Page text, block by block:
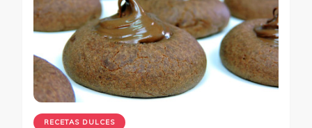
RECETAS DULCES